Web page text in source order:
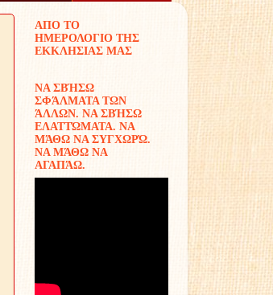
ΑΠΟ ΤΟ
ΗΜΕΡΟΛΟΓΙΟ ΤΗΣ
ΕΚΚΛΗΣΙΑΣ ΜΑΣ
ΝΑ ΣΒΉΣΩ
ΣΦΆΛΜΑΤΑ ΤΩΝ
ΆΛΛΩΝ. ΝΑ ΣΒΉΣΩ
ΕΛΑΤΤΏΜΑΤΑ. ΝΑ
ΜΆΘΩ ΝΑ ΣΥΓΧΩΡΏ.
ΝΑ ΜΆΘΩ ΝΑ
ΑΓΑΠΆΩ.